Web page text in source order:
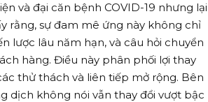
và đại căn bệnh COVID-19 nhưng lại
rằng, sự đam mê ứng này không chỉ
lược lâu năm hạn, và câu hỏi chuyển
hàng. Điều này phân phối lợi thay
thử thách và liên tiếp mở rộng. Bên
dịch không nói vẫn thay đổi vượt bậc